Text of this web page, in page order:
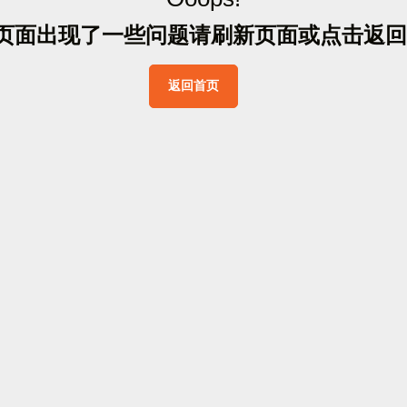
面出现了一些问题请刷新页面或点击返 回
返回首页